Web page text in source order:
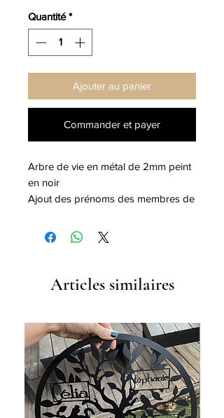
Quantité *
Ajouter au panier
Commander et payer
Arbre de vie en métal de 2mm peint
en noir
Ajout des prénoms des membres de
Diamètre 60cm (possibilité de faire
plus grand m’envoyer un message)
Articles similaires